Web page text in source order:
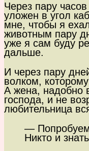
Через пару
уложен в угол
мне, чтобы я
животным пару
уже я сам буду
дальше.
И через пару
волком,
А жена, надобно
господа, и не
любительница
—
Никто и